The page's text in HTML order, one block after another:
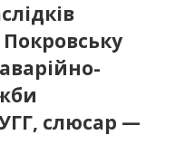
Покровську
слюсар —